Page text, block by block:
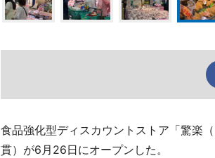
食品強化型ディスカウントストア「驚楽
貫）が6月26日にオープンした。